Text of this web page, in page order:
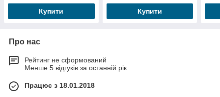
Купити Купити
Про нас
Рейтинг не сформований
Менше 5 відгуків за останній рік
Працює з 18.01.2018